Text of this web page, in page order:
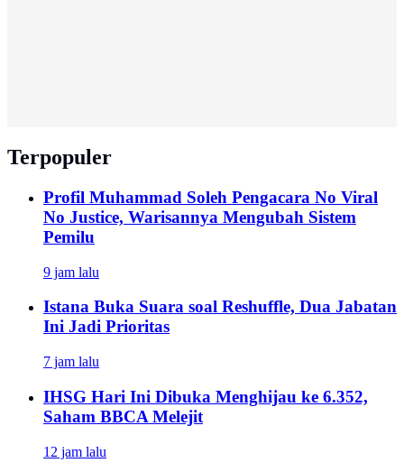
Terpopuler
Profil Muhammad Soleh Pengacara No Viral
No Justice, Warisannya Mengubah Sistem
Pemilu
9 jam lalu
Istana Buka Suara soal Reshuffle, Dua Jabatan
Ini Jadi Prioritas
7 jam lalu
IHSG Hari Ini Dibuka Menghijau ke 6.352,
Saham BBCA Melejit
12 jam lalu